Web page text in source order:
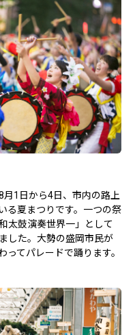
月1日から4日、市内の路上
る夏まつりです。一つの祭
太鼓演奏世界一」として
した。大勢の盛岡市民が
ってパレードで踊ります。